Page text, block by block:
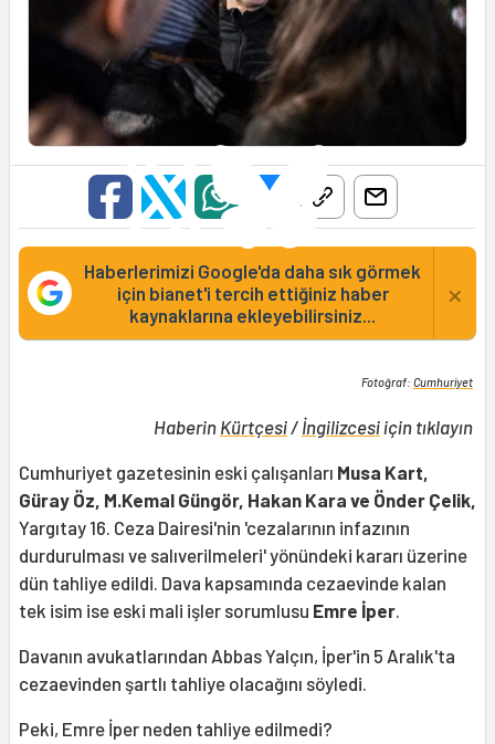
Haberlerimizi Google'da daha sık görmek
için bianet'i tercih ettiğiniz haber
kaynaklarına ekleyebilirsiniz...
×
Fotoğraf: Cumhuriyet
Haberin Kürtçesi/ İngilizcesiiçin tıklayın
Cumhuriyet gazetesinin eski çalışanları Musa Kart,
Güray Öz, M.Kemal Güngör, Hakan Kara ve Önder Çelik,
Yargıtay 16. Ceza Dairesi'nin 'cezalarının infazının
durdurulması ve salıverilmeleri' yönündeki kararı üzerine
dün tahliye edildi. Dava kapsamında cezaevinde kalan
tek isim ise eski mali işler sorumlusu Emre İper.
Davanın avukatlarından Abbas Yalçın, İper'in 5 Aralık'ta
cezaevinden şartlı tahliye olacağını söyledi.
Peki, Emre İper neden tahliye edilmedi?